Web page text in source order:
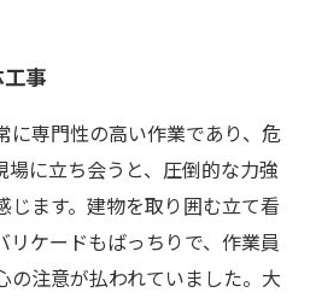
事
に専門性の高い作業であり、危
場に立ち会うと、圧倒的な力強
じます。建物を取り囲む立て看
リケードもばっちりで、作業員
の注意が払われていました。大